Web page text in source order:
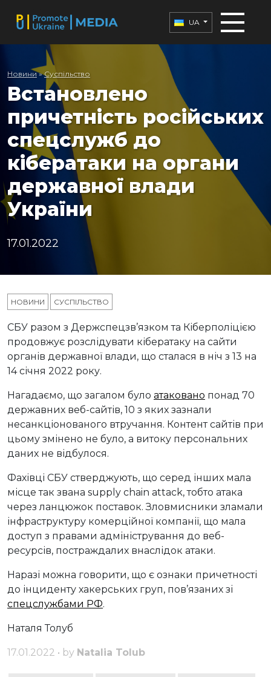
UA
Новини » Суспільство
Встановлено
причетність російських
спецслужб до
кібератаки на органи
державної влади
України
17.01.2022
НОВИНИ СУСПІЛЬСТВО
СБУ разом з Держспецзв’язком та Кіберполіцією
продовжує розслідувати кібератаку на сайти
органів державної влади, що сталася в ніч з 13 на
14 січня 2022 року.
Нагадаємо, що загалом було атаковано понад 70
державних веб-сайтів, 10 з яких зазнали
несанкціонованого втручання. Контент сайтів при
цьому змінено не було, а витоку персональних
даних не відбулося.
Фахівці СБУ стверджують, що серед інших мала
місце так звана supply chain attack, тобто атака
через ланцюжок поставок. Зловмисники зламали
інфраструктуру комерційної компанії, що мала
доступ з правами адміністрування до веб-
ресурсів, постраждалих внаслідок атаки.
Наразі можна говорити, що є ознаки причетності
до інциденту хакерських груп, пов’язаних зі
спецслужбами РФ.
Наталя Толуб
17.01.2022 • by Natalia Tolub